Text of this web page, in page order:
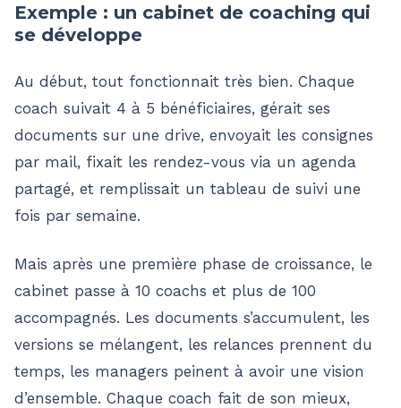
Exemple : un cabinet de coaching qui
se développe
Au début, tout fonctionnait très bien. Chaque
coach suivait 4 à 5 bénéficiaires, gérait ses
documents sur une drive, envoyait les consignes
par mail, fixait les rendez-vous via un agenda
partagé, et remplissait un tableau de suivi une
fois par semaine.
Mais après une première phase de croissance, le
cabinet passe à 10 coachs et plus de 100
accompagnés. Les documents s’accumulent, les
versions se mélangent, les relances prennent du
temps, les managers peinent à avoir une vision
d’ensemble. Chaque coach fait de son mieux,